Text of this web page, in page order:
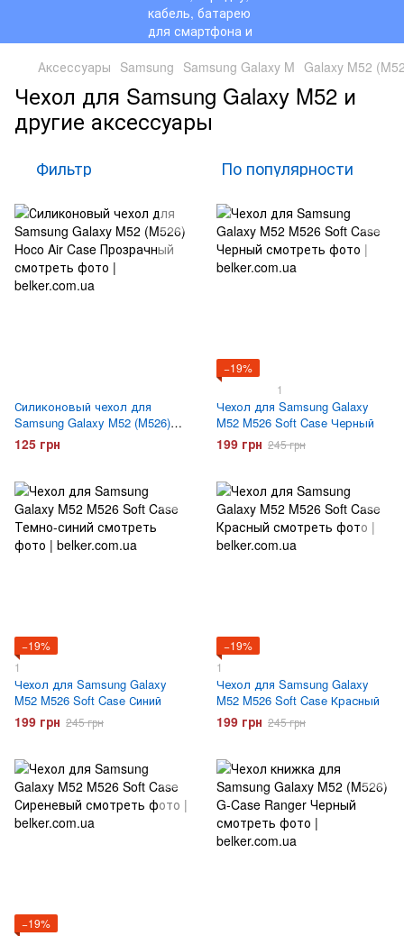
Аксессуары Samsung Samsung Galaxy M Galaxy M52
Чехол для Samsung Galaxy M52 и
другие аксессуары
Фильтр По популярности
Силиконовый чехол для
Samsung Galaxy M52 (M526)
Hoco Air Case Прозрачный
125 грн
−19%
1
Чехол для Samsung Galaxy
M52 M526 Soft Case Черный
199 грн 245 грн
−19%
1
Чехол для Samsung Galaxy
M52 M526 Soft Case Синий
199 грн 245 грн
−19%
1
Чехол для Samsung Galaxy
M52 M526 Soft Case Красный
199 грн 245 грн
−19%